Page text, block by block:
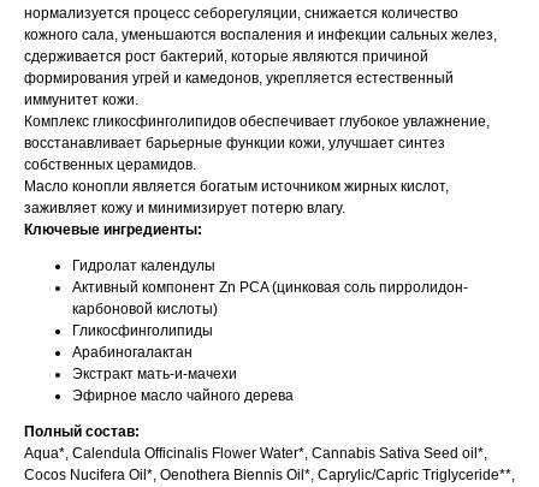
нормализуется процесс себорегуляции, снижается количество
кожного сала, уменьшаются воспаления и инфекции сальных желез,
сдерживается рост бактерий, которые являются причиной
формирования угрей и камедонов, укрепляется естественный
иммунитет кожи.
Комплекс гликосфинголипидов обеспечивает глубокое увлажнение,
восстанавливает барьерные функции кожи, улучшает синтез
собственных церамидов.
Масло конопли является богатым источником жирных кислот,
заживляет кожу и минимизирует потерю влагу.
Ключевые ингредиенты:
Гидролат календулы
Активный компонент Zn PCA (цинковая соль пирролидон-
карбоновой кислоты)
Гликосфинголипиды
Арабиногалактан
Экстракт мать-и-мачехи
Эфирное масло чайного дерева
Полный состав:
Aqua*, Calendula Officinalis Flower Water*, Cannabis Sativa Seed oil*,
Cocos Nucifera Oil*, Oenothera Biennis Oil*, Caprylic/Capric Triglyceride**,